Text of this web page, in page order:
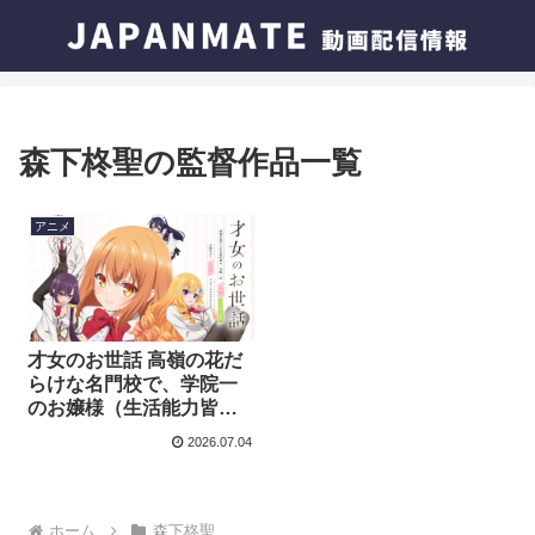
森下柊聖の監督作品一覧
アニメ
才女のお世話 高嶺の花だ
らけな名門校で、学院一
のお嬢様（生活能力皆
無）を陰ながらお世話す
を紹介！
2026.07.04
ホーム 森下柊聖